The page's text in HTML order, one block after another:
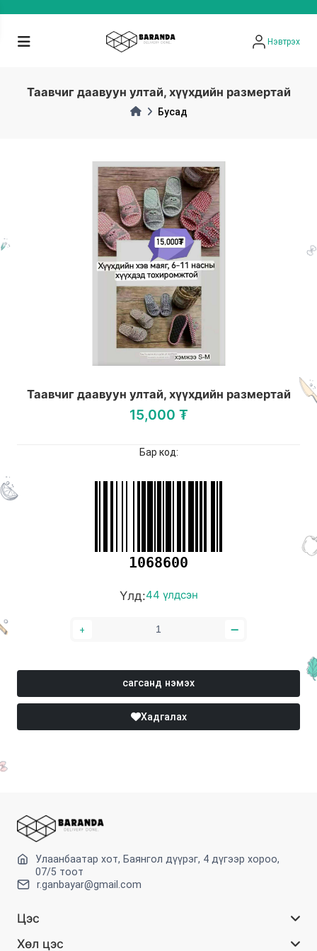
Нэвтрэх
Таавчиг даавуун ултай, хүүхдийн размертай
Бусад
Таавчиг даавуун ултай, хүүхдийн размертай
15,000 ₮
Бар код:
1068600
Үлд:44 үлдсэн
сагсанд нэмэх
Хадгалах
Улаанбаатар хот, Баянгол дүүрэг, 4 дүгээр хороо,
07/5 тоот
r.ganbayar@gmail.com
Цэс
Хөл цэс